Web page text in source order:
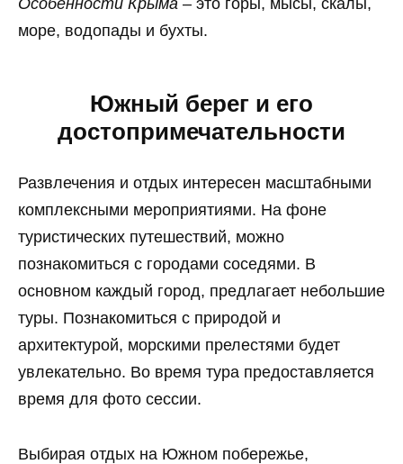
море, водопады и бухты.
Южный берег и его
достопримечательности
Развлечения и отдых интересен масштабными
комплексными мероприятиями. На фоне
туристических путешествий, можно
познакомиться с городами соседями. В
основном каждый город, предлагает небольшие
туры. Познакомиться с природой и
архитектурой, морскими прелестями будет
увлекательно. Во время тура предоставляется
время для фото сессии.
Выбирая отдых на Южном побережье,